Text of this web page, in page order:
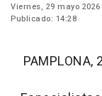
Viernes, 29 mayo 2026
Publicado: 14:28
PAMPLONA,